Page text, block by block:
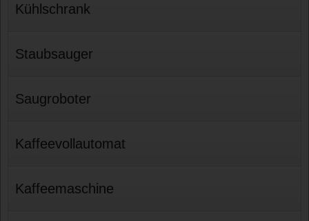
Kühlschrank
Staubsauger
Saugroboter
Kaffeevollautomat
Kaffeemaschine